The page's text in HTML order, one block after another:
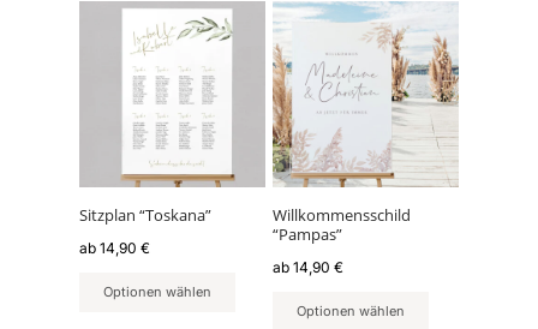
Sitzplan “Toskana”
ab 14,90 €
Optionen wählen
Dieses
Produkt
mehrere
Varianten
Optionen
können
auf
Produktseite
Willkommensschild
“Pampas”
ab14,90€
Optionen wählen
Dieses
Produkt
weist
mehrere
Varianten
auf.
Die
Optionen
können
auf
der
gewählt